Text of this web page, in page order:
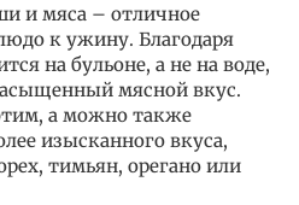
и мяса – отличное
к ужину. Благодаря
на бульоне, а не на воде,
мясной вкус.
а можно также
изысканного вкуса,
тимьян, орегано или